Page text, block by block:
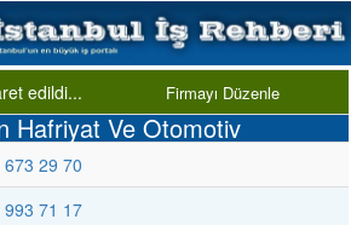
edildi... Firmayı Düzenle
Hafriyat Ve Otomotiv
29 70
993 71 17